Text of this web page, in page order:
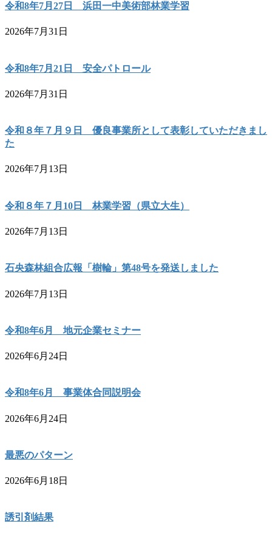
令和8年7月27日 浜田一中美術部林業学習
2026年7月31日
令和8年7月21日 安全パトロール
2026年7月31日
令和８年７月９日 優良事業所として表彰していただきまし
た
2026年7月13日
令和８年７月10日 林業学習（県立大生）
2026年7月13日
石央森林組合広報「樹輪」第48号を発送しました
2026年7月13日
令和8年6月 地元企業セミナー
2026年6月24日
令和8年6月 事業体合同説明会
2026年6月24日
最悪のパターン
2026年6月18日
誘引剤結果